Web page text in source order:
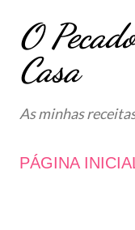
O
Casa
As minhas
PÁGINA